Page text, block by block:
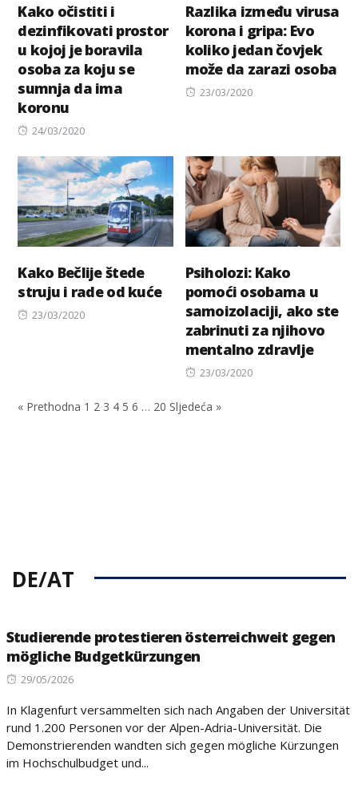
Kako očistiti i
dezinfikovati prostor
u kojoj je boravila
osoba za koju se
sumnja da ima
koronu
Posted
24/03/2020
Razlika između virusa
korona i gripa: Evo
koliko jedan čovjek
može da zarazi osoba
Posted
23/03/2020
Kako Bečlije štede
struju i rade od kuće
Posted
23/03/2020
Psiholozi: Kako
pomoći osobama u
samoizolaciji, ako ste
zabrinuti za njihovo
mentalno zdravlje
Posted
23/03/2020
« Prethodna 1 2 3 4 5 6 … 20 Sljedeća »
DE/AT
Studierende protestieren österreichweit gegen
mögliche Budgetkürzungen
Posted
29/05/2026
In Klagenfurt versammelten sich nach Angaben der Universität
rund 1.200 Personen vor der Alpen-Adria-Universität. Die
Demonstrierenden wandten sich gegen mögliche Kürzungen
im Hochschulbudget und...